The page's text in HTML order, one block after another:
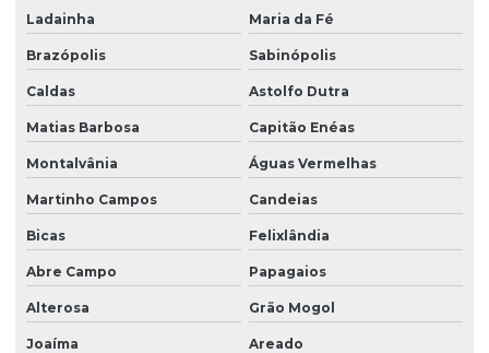
Ladainha Maria da Fé
Brazópolis Sabinópolis
Caldas Astolfo Dutra
Matias Barbosa Capitão Enéas
Montalvânia Águas Vermelhas
Martinho Campos Candeias
Bicas Felixlândia
Abre Campo Papagaios
Alterosa Grão Mogol
Joaíma Areado